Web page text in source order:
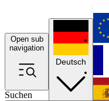
Open sub
navigation
Suchen
Deutsch